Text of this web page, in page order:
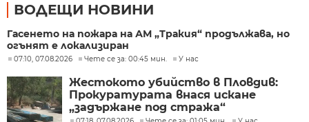
ВОДЕЩИ НОВИНИ
Гасенето на пожара на АМ „Тракия“ продължава, но
огънят е локализиран
07:10, 07.08.2026 Чете се за: 00:45 мин. У нас
Жестокото убийство в Пловдив:
Прокуратурата внася искане
„задържане под стража“